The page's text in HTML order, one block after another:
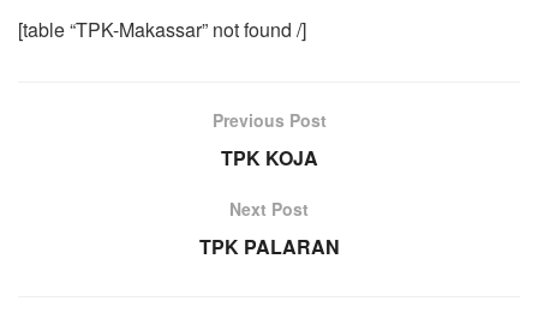
[table “TPK-Makassar” not found /]
Previous Post
TPK KOJA
Next Post
TPK PALARAN